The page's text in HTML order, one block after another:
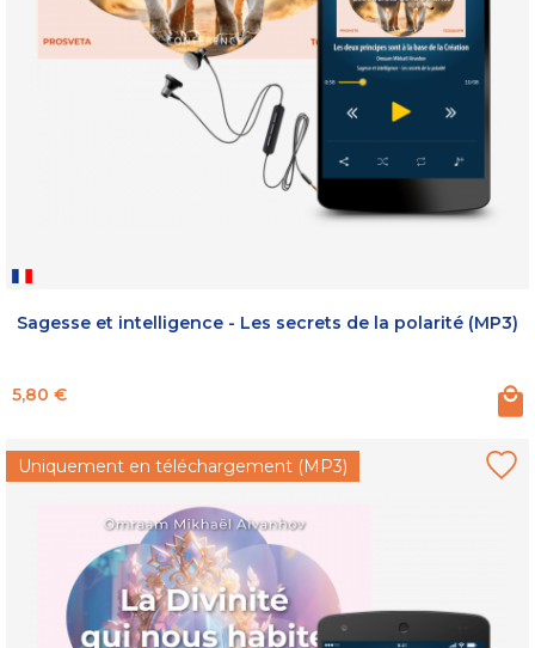
Sagesse et intelligence - Les secrets de la polarité (MP3)
Prix
5,80 €
Uniquement en téléchargement (MP3)